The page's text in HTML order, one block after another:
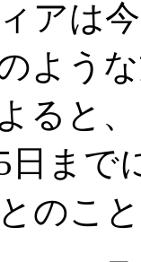
アは
よう
ると
日まで
のこ